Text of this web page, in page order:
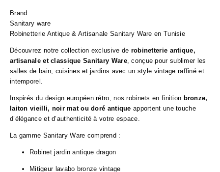
Brand
Sanitary ware
Robinetterie Antique & Artisanale Sanitary Ware en Tunisie
Découvrez notre collection exclusive de robinetterie antique,
artisanale et classique Sanitary Ware, conçue pour sublimer les
salles de bain, cuisines et jardins avec un style vintage raffiné et
intemporel.
Inspirés du design européen rétro, nos robinets en finition bronze,
laiton vieilli, noir mat ou doré antique apportent une touche
d’élégance et d’authenticité à votre espace.
La gamme Sanitary Ware comprend :
Robinet jardin antique dragon
Mitigeur lavabo bronze vintage